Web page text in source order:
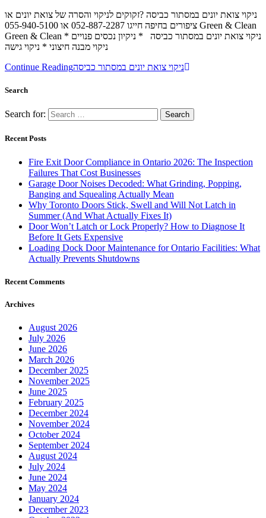
ניקוי צואת יונים במסתור כביסה ?זקוקים לניקוי והסרה של צואת יונים או
ציפורים בחיפה חייגו 052-887-2287 או 055-940-5100 Green & Clean
Green & Clean ניקוי צואת יונים במסתור כביסה * ניקיון נכסים פנויים *
ניקוי מבנה חיצוני * ניקוי גישה
Continue Readingניקוי צואת יונים במסתור כביסה
Search
Search for:
Recent Posts
Fire Exit Door Compliance in Ontario 2026: The Inspection
Failures That Cost Businesses
Garage Door Noises Decoded: What Grinding, Popping,
Banging and Squealing Actually Mean
Why Toronto Doors Stick, Swell and Will Not Latch in
Summer (And What Actually Fixes It)
Door Won’t Latch or Lock Properly? How to Diagnose It
Before It Gets Expensive
Loading Dock Door Maintenance for Ontario Facilities: What
Actually Prevents Shutdowns
Recent Comments
Archives
August 2026
July 2026
June 2026
March 2026
December 2025
November 2025
June 2025
February 2025
December 2024
November 2024
October 2024
September 2024
August 2024
July 2024
June 2024
May 2024
January 2024
December 2023